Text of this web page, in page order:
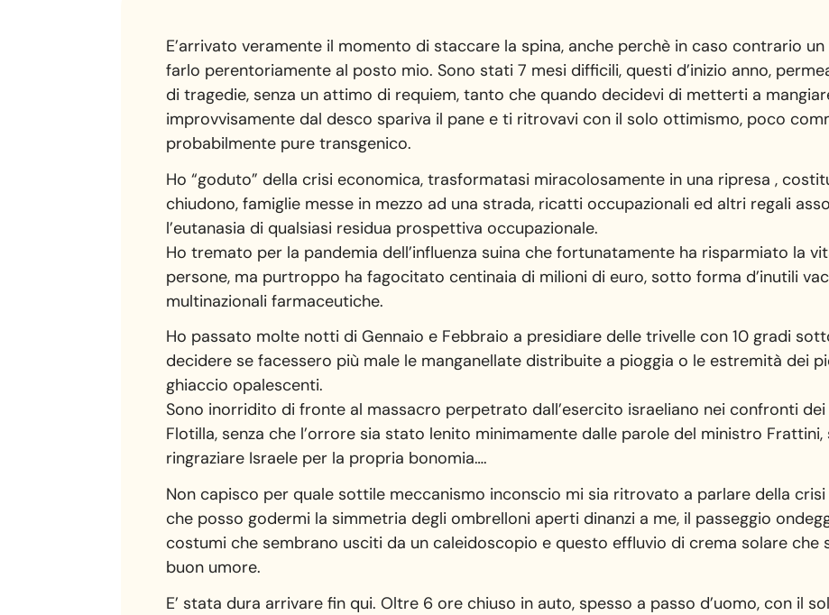
E’arrivato veramente il momento di staccare la spina, anche perchè in caso contrario
farlo perentoriamente al posto mio. Sono stati 7 mesi difficili, questi d’inizio anno,
di tragedie, senza un attimo di requiem, tanto che quando decidevi di metterti a
improvvisamente dal desco spariva il pane e ti ritrovavi con il solo ottimismo, poco
probabilmente pure transgenico.
Ho “goduto” della crisi economica, trasformatasi miracolosamente in una ripresa ,
chiudono, famiglie messe in mezzo ad una strada, ricatti occupazionali ed altri regali
l’eutanasia di qualsiasi residua prospettiva occupazionale.
Ho tremato per la pandemia dell’influenza suina che fortunatamente ha risparmiato la
persone, ma purtroppo ha fagocitato centinaia di milioni di euro, sotto forma d’inutili
multinazionali farmaceutiche.
Ho passato molte notti di Gennaio e Febbraio a presidiare delle trivelle con 10 gradi
decidere se facessero più male le manganellate distribuite a pioggia o le estremità dei
ghiaccio opalescenti.
Sono inorridito di fronte al massacro perpetrato dall’esercito israeliano nei confronti
Flotilla, senza che l’orrore sia stato lenito minimamente dalle parole del ministro
ringraziare Israele per la propria bonomia….
Non capisco per quale sottile meccanismo inconscio mi sia ritrovato a parlare della
che posso godermi la simmetria degli ombrelloni aperti dinanzi a me, il passeggio
costumi che sembrano usciti da un caleidoscopio e questo effluvio di crema solare che
buon umore.
E’ stata dura arrivare fin qui. Oltre 6 ore chiuso in auto, spesso a passo d’uomo, con il